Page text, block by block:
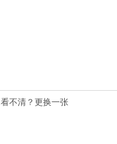
看不清？更换一张